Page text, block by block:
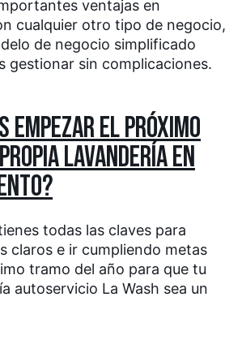
ventajas en
cualquier otro tipo de negocio,
de negocio simplificado
gestionar sin complicaciones.
EMPEZAR EL PRÓXIMO
LAVANDERÍA EN
todas las claves para
claros e ir cumpliendo metas
tramo del año para que tu
autoservicio La Wash sea un